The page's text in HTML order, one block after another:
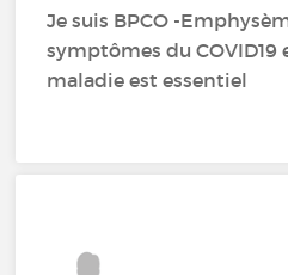
Je suis BPCO -
symptômes du COVID19
maladie est essentiel